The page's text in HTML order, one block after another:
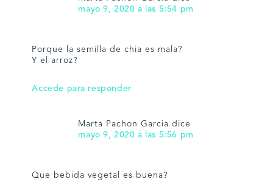
mayo 9, 2020 a las 5:54 pm
Porque la semilla de chia es mala?
Y el arroz?
Accede para responder
Marta Pachon Garcia dice
mayo 9, 2020 a las 5:56 pm
Que bebida vegetal es buena?